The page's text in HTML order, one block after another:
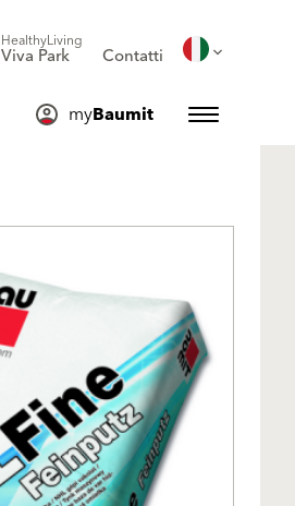
HealthyLiving
Viva Park Contatti
myBaumit